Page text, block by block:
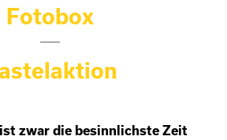
Fotobox
zwar die besinnlichste Zeit